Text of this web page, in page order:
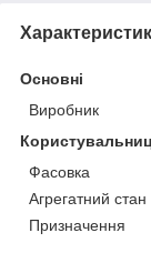
Основні
Виробник
Фасовка
Агрегатний стан
Призначення